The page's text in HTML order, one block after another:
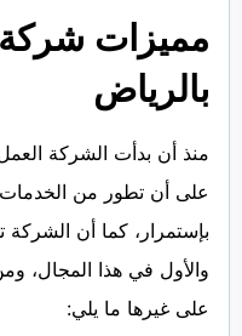
مميزات
بالرياض
منذ أن بدأت الشركة
على أن تطور من الخدمات
بإستمرار، كما أن الشركة
والأول في هذا المجال،
على غيرها ما يلي: